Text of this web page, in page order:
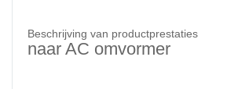
Beschrijving van productprestaties
naar AC omvormer